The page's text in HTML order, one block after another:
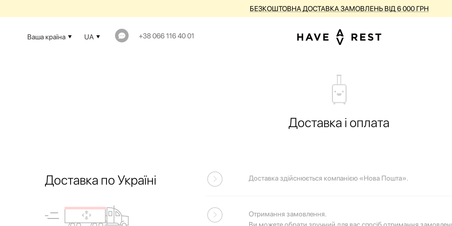
КУПУЙ ВАЛІЗИ З НЕДОСКОНАЛОСТЯМИ ЗІ ЗНИЖКОЮ ДО -25%
Ваша країна UA +38 066 116 40 01
Доставка і оплата
Доставка по Україні Доставка здійснюється компанією «Нова Пошта».
Отримання замовлення.